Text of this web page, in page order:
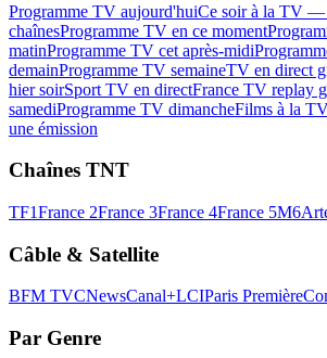
Programme TV aujourd'huiCe soir à la TV —
chaînesProgramme TV en ce moment
matinProgramme TV cet après-midi
demainProgramme TV semaineTV en direct
hier soirSport TV en directFrance TV replay
samediProgramme TV dimancheFilms à la
une émission
Chaînes TNT
TF1France 2France 3France 4France 5M6
Câble & Satellite
BFM TVCNewsCanal+LCIParis Première
Par Genre